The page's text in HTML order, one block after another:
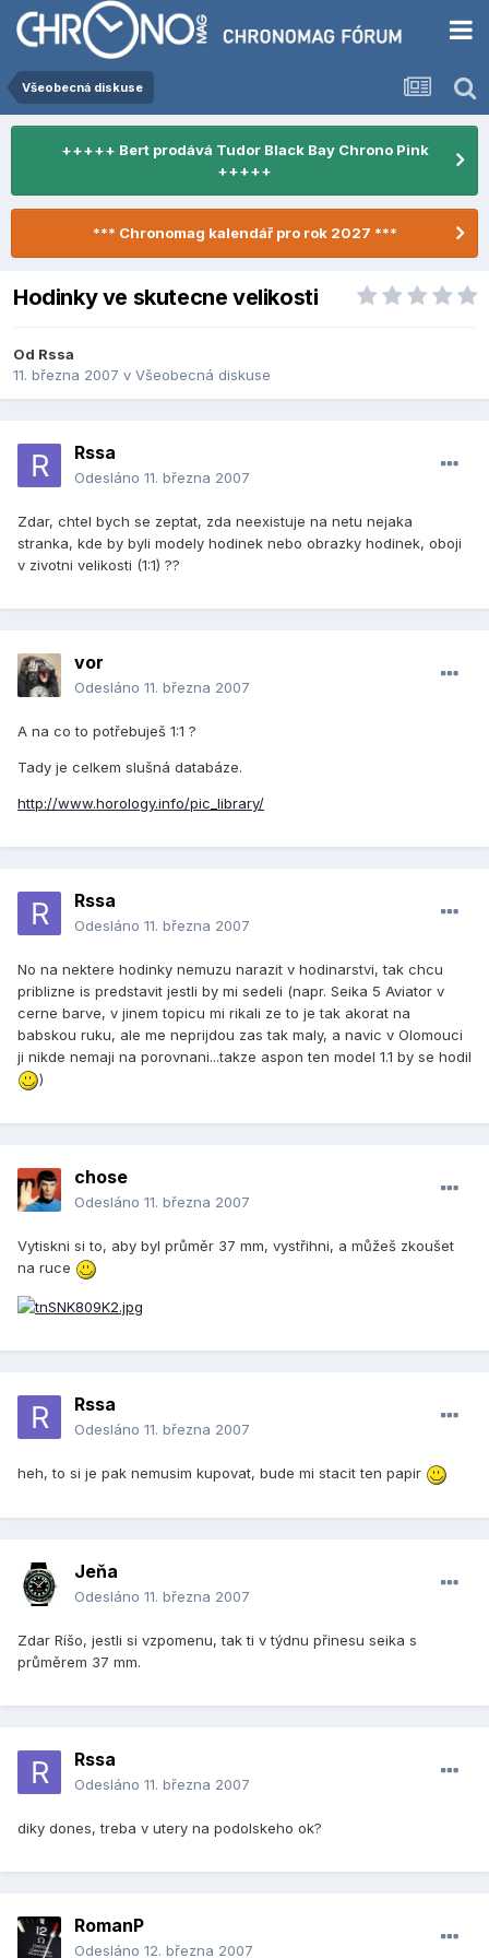
Všeobecná diskuse
+++++ Bert prodává Tudor Black Bay Chrono Pink
+++++
*** Chronomag kalendář pro rok 2027 ***
Hodinky ve skutecne velikosti
Od Rssa
11. března 2007 v Všeobecná diskuse
Rssa
Odesláno 11. března 2007
Zdar, chtel bych se zeptat, zda neexistuje na netu nejaka
stranka, kde by byli modely hodinek nebo obrazky hodinek, oboji
v zivotni velikosti (1:1) ??
vor
Odesláno 11. března 2007
A na co to potřebuješ 1:1 ?
Tady je celkem slušná databáze.
http://www.horology.info/pic_library/
Rssa
Odesláno 11. března 2007
No na nektere hodinky nemuzu narazit v hodinarstvi, tak chcu
priblizne is predstavit jestli by mi sedeli (napr. Seika 5 Aviator v
cerne barve, v jinem topicu mi rikali ze to je tak akorat na
babskou ruku, ale me neprijdou zas tak maly, a navic v Olomouci
ji nikde nemaji na porovnani...takze aspon ten model 1.1 by se hodil
)
chose
Odesláno 11. března 2007
Vytiskni si to, aby byl průměr 37 mm, vystřihni, a můžeš zkoušet
na ruce
Rssa
Odesláno 11. března 2007
heh, to si je pak nemusim kupovat, bude mi stacit ten papir
Jeňa
Odesláno 11. března 2007
Zdar Ríšo, jestli si vzpomenu, tak ti v týdnu přinesu seika s
průměrem 37 mm.
Rssa
Odesláno 11. března 2007
diky dones, treba v utery na podolskeho ok?
RomanP
Odesláno 12. března 2007